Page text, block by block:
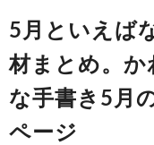
5月といえば
材まとめ。か
な手書き5月
ページ